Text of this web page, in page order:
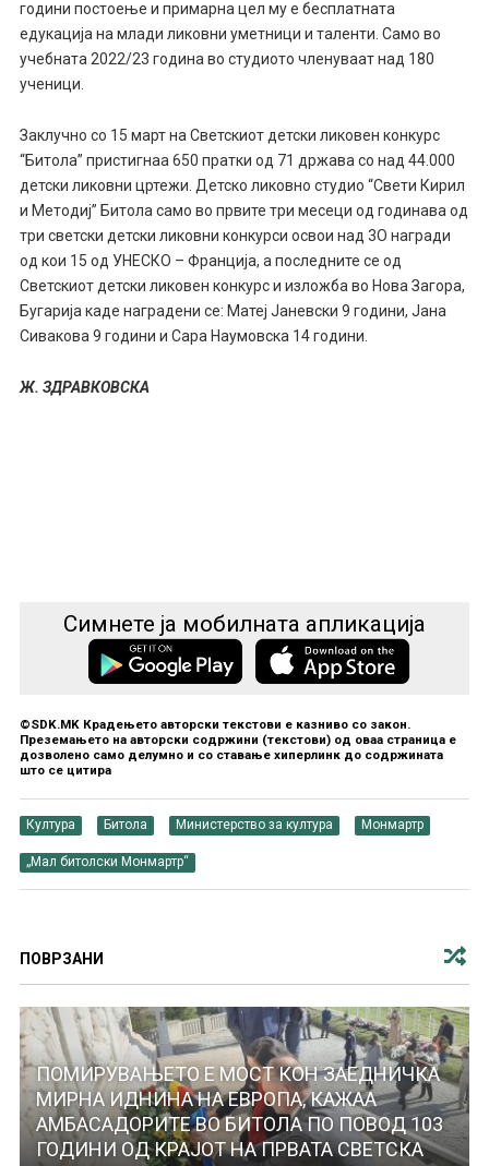
години постоење и примарна цел му е бесплатната
едукација на млади ликовни уметници и таленти. Само во
учебната 2022/23 година во студиото членуваат над 180
ученици.
Заклучно со 15 март на Светскиот детски ликовен конкурс
“Битола” пристигнаа 650 пратки од 71 држава со над 44.000
детски ликовни цртежи. Детско ликовно студио “Свети Кирил
и Методиј” Битола само во првите три месеци од годинава од
три светски детски ликовни конкурси освои над 3О награди
од кои 15 од УНЕСКО – Франција, а последните се од
Светскиот детски ликовен конкурс и изложба во Нова Загора,
Бугарија каде наградени се: Матеј Јаневски 9 години, Јана
Сивакова 9 години и Сара Наумовска 14 години.
Ж. ЗДРАВКОВСКА
Симнете ја мобилната апликација
©SDK.MK Крадењето авторски текстови е казниво со закон.
Преземањето на авторски содржини (текстови) од оваа страница е
дозволено само делумно и со ставање хиперлинк до содржината
што се цитира
Култура Битола Министерство за култура Монмартр
„Мал битолски Монмартр“
ПОВРЗАНИ
ПОМИРУВАЊЕТО Е МОСТ КОН ЗАЕДНИЧКА
МИРНА ИДНИНА НА ЕВРОПА, КАЖАА
АМБАСАДОРИТЕ ВО БИТОЛА ПО ПОВОД 103
ГОДИНИ ОД КРАЈОТ НА ПРВАТА СВЕТСКА